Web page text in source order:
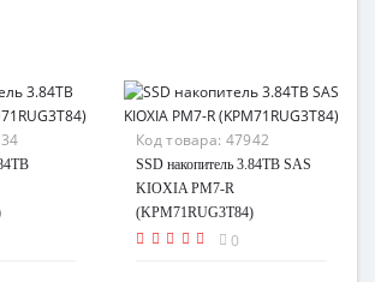
Код товара: 47942
SSD накопитель 3.84TB SAS
KIOXIA PM7-R
(KPM71RUG3T84)
0